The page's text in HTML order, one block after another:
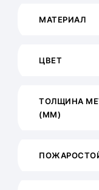
МАТЕРИАЛ
ЦВЕТ
ТОЛЩИНА
(ММ)